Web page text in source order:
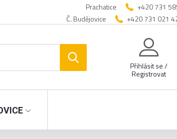
Prachatice +420 731
Č. Budějovice
+420 731 021
Přihlásit se /
Registrovat